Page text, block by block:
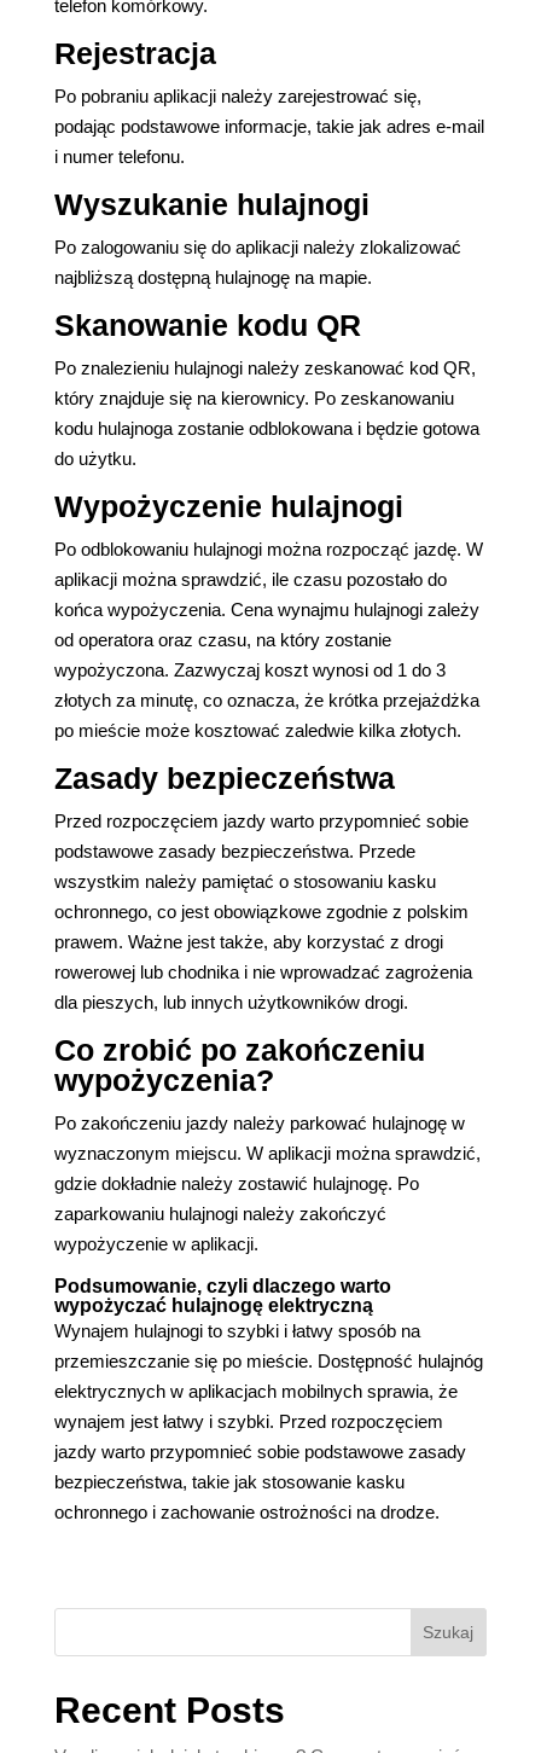
telefon komórkowy.
Rejestracja
Po pobraniu aplikacji należy zarejestrować się,
podając podstawowe informacje, takie jak adres e-mail
i numer telefonu.
Wyszukanie hulajnogi
Po zalogowaniu się do aplikacji należy zlokalizować
najbliższą dostępną hulajnogę na mapie.
Skanowanie kodu QR
Po znalezieniu hulajnogi należy zeskanować kod QR,
który znajduje się na kierownicy. Po zeskanowaniu
kodu hulajnoga zostanie odblokowana i będzie gotowa
do użytku.
Wypożyczenie hulajnogi
Po odblokowaniu hulajnogi można rozpocząć jazdę. W
aplikacji można sprawdzić, ile czasu pozostało do
końca wypożyczenia. Cena wynajmu hulajnogi zależy
od operatora oraz czasu, na który zostanie
wypożyczona. Zazwyczaj koszt wynosi od 1 do 3
złotych za minutę, co oznacza, że krótka przejażdżka
po mieście może kosztować zaledwie kilka złotych.
Zasady bezpieczeństwa
Przed rozpoczęciem jazdy warto przypomnieć sobie
podstawowe zasady bezpieczeństwa. Przede
wszystkim należy pamiętać o stosowaniu kasku
ochronnego, co jest obowiązkowe zgodnie z polskim
prawem. Ważne jest także, aby korzystać z drogi
rowerowej lub chodnika i nie wprowadzać zagrożenia
dla pieszych, lub innych użytkowników drogi.
Co zrobić po zakończeniu
wypożyczenia?
Po zakończeniu jazdy należy parkować hulajnogę w
wyznaczonym miejscu. W aplikacji można sprawdzić,
gdzie dokładnie należy zostawić hulajnogę. Po
zaparkowaniu hulajnogi należy zakończyć
wypożyczenie w aplikacji.
Podsumowanie, czyli dlaczego warto
wypożyczać hulajnogę elektryczną
Wynajem hulajnogi to szybki i łatwy sposób na
przemieszczanie się po mieście. Dostępność hulajnóg
elektrycznych w aplikacjach mobilnych sprawia, że
wynajem jest łatwy i szybki. Przed rozpoczęciem
jazdy warto przypomnieć sobie podstawowe zasady
bezpieczeństwa, takie jak stosowanie kasku
ochronnego i zachowanie ostrożności na drodze.
Szukaj
Recent Posts